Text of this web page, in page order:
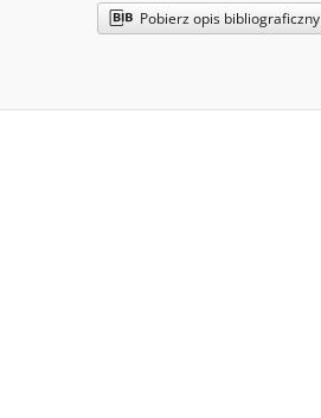
Pobierz opis bibliograficzny